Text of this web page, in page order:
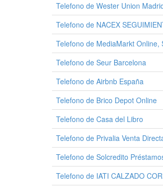
Telefono de Wester Union
Telefono de NACEX
Telefono de MediaMarkt Online,
Telefono de Seur Barcelona
Telefono de Airbnb España
Telefono de Brico Depot Online
Telefono de Casa del Libro
Telefono de Privalia Venta
Telefono de Solcredito
Telefono de IATI CALZADO